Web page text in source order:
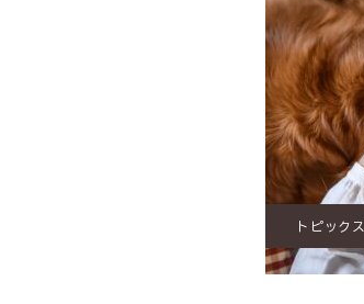
トピックス